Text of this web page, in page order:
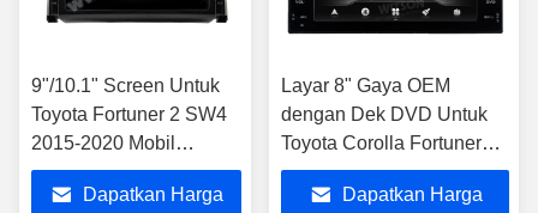
9"/10.1" Screen Untuk
Toyota Fortuner 2 SW4
2015-2020 Mobil
Multimedia Stereo
Dapatkan Harga
Layar 8" Gaya OEM
dengan Dek DVD Untuk
Toyota Corolla Fortuner
Estima Innova Vios
Dapatkan Harga